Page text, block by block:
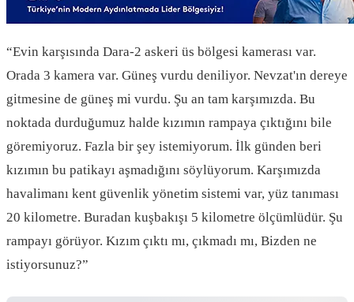
“Evin karşısında Dara-2 askeri üs bölgesi kamerası var.
Orada 3 kamera var. Güneş vurdu deniliyor. Nevzat'ın dereye
gitmesine de güneş mi vurdu. Şu an tam karşımızda. Bu
noktada durduğumuz halde kızımın rampaya çıktığını bile
göremiyoruz. Fazla bir şey istemiyorum. İlk günden beri
kızımın bu patikayı aşmadığını söylüyorum. Karşımızda
havalimanı kent güvenlik yönetim sistemi var, yüz tanıması
20 kilometre. Buradan kuşbakışı 5 kilometre ölçümlüdür. Şu
rampayı görüyor. Kızım çıktı mı, çıkmadı mı, Bizden ne
istiyorsunuz?”